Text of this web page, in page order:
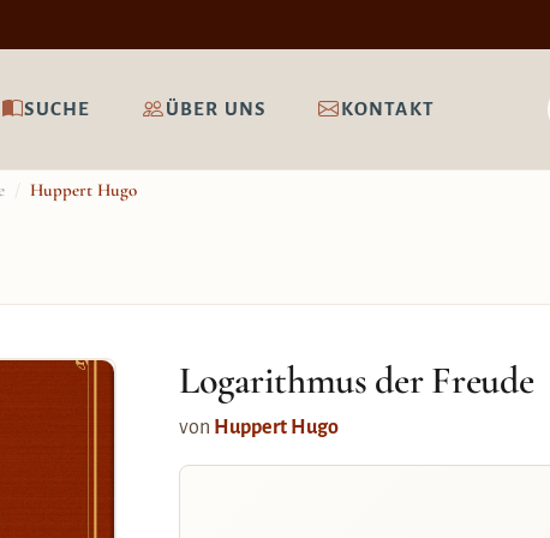
SUCHE ÜBER UNS KONTAKT
/ Huppert Hugo
Logarithmus der Freude
von Huppert Hugo